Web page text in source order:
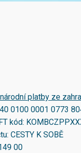
platby ze
0100 0001 0773
kód:
CESTY K SOBĚ
00